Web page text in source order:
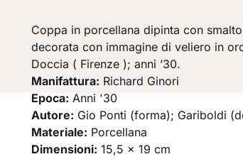
Coppa in porcellana dipinta con
decorata con immagine di veliero in
Doccia ( Firenze ); anni ’30.
Manifattura: Richard Ginori
Epoca: Anni '30
Autore: Gio Ponti (forma); Gariboldi
Materiale: Porcellana
Dimensioni: 15,5 x 19 cm